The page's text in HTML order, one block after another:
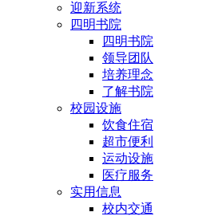
迎新系统
四明书院
四明书院
领导团队
培养理念
了解书院
校园设施
饮食住宿
超市便利
运动设施
医疗服务
实用信息
校内交通